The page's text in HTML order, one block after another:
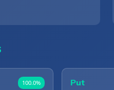
100.0% Put